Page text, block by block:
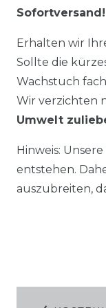
Sofortversand!
Erhalten wir
Sollte die
Wachstuch
Wir verzichten
Umwelt
Hinweis:
entstehen.
auszubreiten,